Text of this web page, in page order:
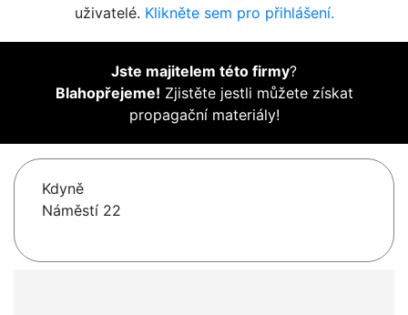
uživatelé. Klikněte sem pro přihlášení.
Jste majitelem této firmy?
Blahopřejeme! Zjistěte jestli můžete získat
propagační materiály!
Kdyně
Náměstí 22